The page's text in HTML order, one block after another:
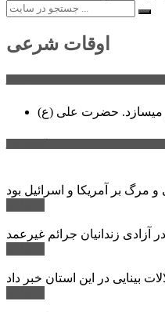
اوقات شرعی
میسازد. حضرت علی (ع)
زندانیان جرائم غیرعمد